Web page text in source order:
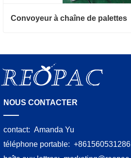
Convoyeur à chaîne de palettes
NOUS CONTACTER
contact: Amanda Yu
téléphone portable: